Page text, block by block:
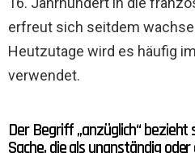
erfreut sich seitdem
Heutzutage wird es häufig
verwendet.
Der Begriff „anzüglich“
Sache, die als unanständig